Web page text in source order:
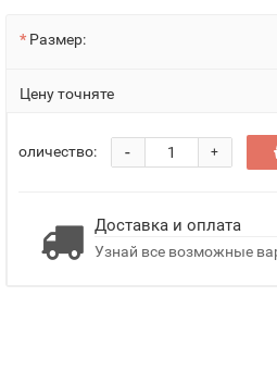
Размер:
Цену точняте
оличество: +
-
Доставка и оплата
Узнай все возможные